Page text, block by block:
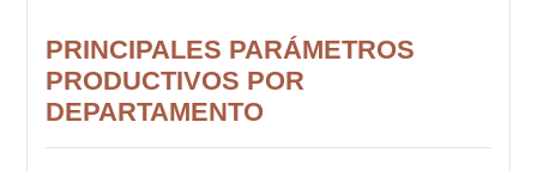
PRINCIPALES PARÁMETROS
PRODUCTIVOS POR
DEPARTAMENTO